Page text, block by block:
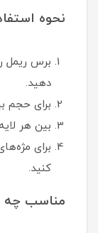
نحوه
برس ریمل
دهید.
برای حجم بیشتر، 2 تا 3
بین هر
برای
کنید.
مناسب چه